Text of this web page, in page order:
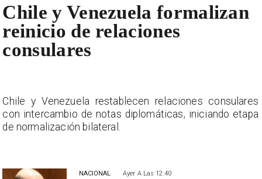
Ayer A Las 12:40
NACIONAL
Chile y Venezuela formalizan
reinicio de relaciones
consulares
Chile y Venezuela restablecen relaciones consulares
con intercambio de notas diplomáticas, iniciando etapa
de normalización bilateral.